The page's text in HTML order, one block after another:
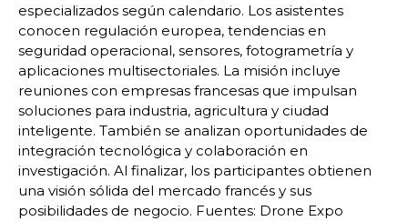
especializados según calendario. Los asistentes
conocen regulación europea, tendencias en
seguridad operacional, sensores, fotogrametría y
aplicaciones multisectoriales. La misión incluye
reuniones con empresas francesas que impulsan
soluciones para industria, agricultura y ciudad
inteligente. También se analizan oportunidades de
integración tecnológica y colaboración en
investigación. Al finalizar, los participantes obtienen
una visión sólida del mercado francés y sus
posibilidades de negocio. Fuentes: Drone Expo